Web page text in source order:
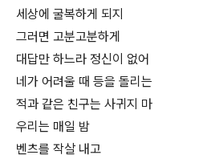
세상에 굴복하게 되지
그러면 고분고분하게
대답만 하느라 정신이 없어
네가 어려울 때 등을 돌리는
적과 같은 친구는 사귀지 마
우리는 매일 밤
벤츠를 작살 내고